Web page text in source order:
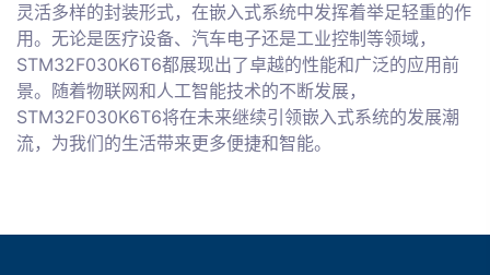
灵活多样的封装形式，在嵌入式系统中发挥着举足轻重的作
用。无论是医疗设备、汽车电子还是工业控制等领域，
STM32F030K6T6都展现出了卓越的性能和广泛的应用前
景。随着物联网和人工智能技术的不断发展，
STM32F030K6T6将在未来继续引领嵌入式系统的发展潮
流，为我们的生活带来更多便捷和智能。